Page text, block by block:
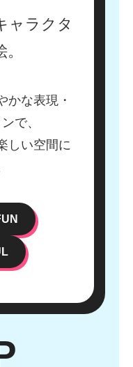
ャラクタ
かな表現・
で、
しい空間に